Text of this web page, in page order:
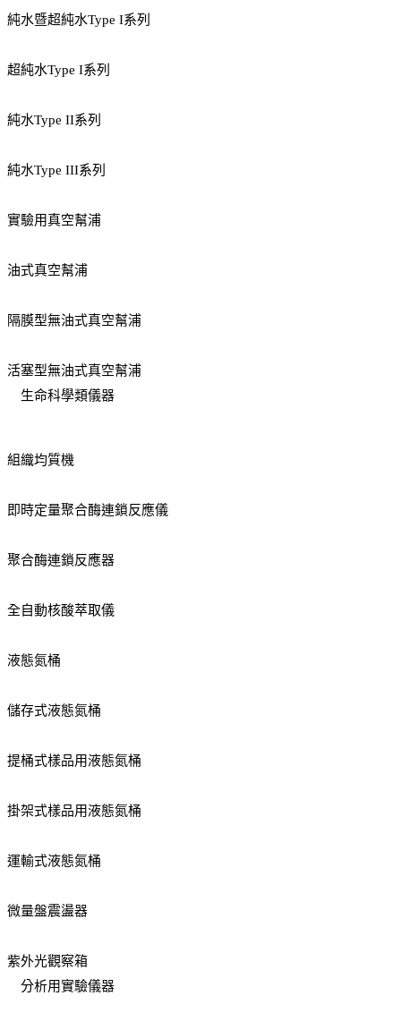
純水暨超純水Type I系列
超純水Type I系列
純水Type II系列
純水Type III系列
實驗用真空幫浦
油式真空幫浦
隔膜型無油式真空幫浦
活塞型無油式真空幫浦
生命科學類儀器
組織均質機
即時定量聚合酶連鎖反應儀
聚合酶連鎖反應器
全自動核酸萃取儀
液態氮桶
儲存式液態氮桶
提桶式樣品用液態氮桶
掛架式樣品用液態氮桶
運輸式液態氮桶
微量盤震盪器
紫外光觀察箱
分析用實驗儀器